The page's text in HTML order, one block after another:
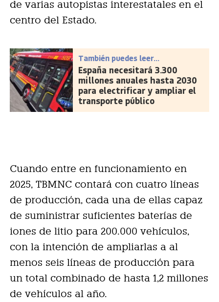
de varias autopistas interestatales en el
centro del Estado.
También puedes leer...
España necesitará 3.300
millones anuales hasta 2030
para electrificar y ampliar el
transporte público
Cuando entre en funcionamiento en
2025, TBMNC contará con cuatro líneas
de producción, cada una de ellas capaz
de suministrar suficientes baterías de
iones de litio para 200.000 vehículos,
con la intención de ampliarlas a al
menos seis líneas de producción para
un total combinado de hasta 1,2 millones
de vehículos al año.